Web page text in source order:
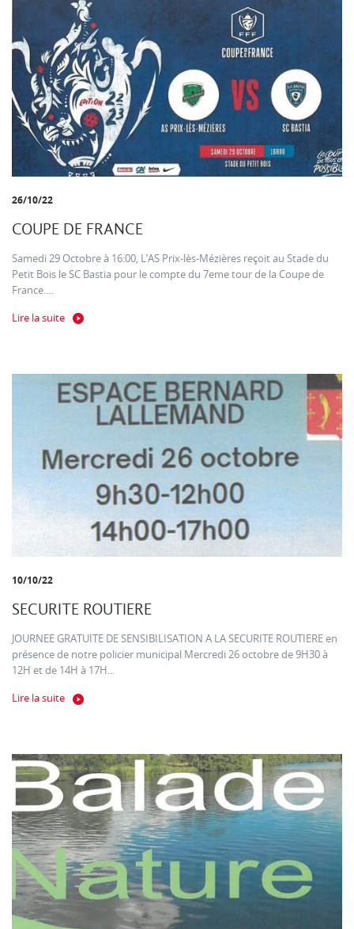
26/10/22
COUPE DE FRANCE
Samedi 29 Octobre à 16:00, L’AS Prix-lès-Mézières reçoit au Stade du
Petit Bois le SC Bastia pour le compte du 7eme tour de la Coupe de
France....
Lire la suite
10/10/22
SECURITE ROUTIERE
JOURNEE GRATUITE DE SENSIBILISATION A LA SECURITE ROUTIERE en
présence de notre policier municipal Mercredi 26 octobre de 9H30 à
12H et de 14H à 17H...
Lire la suite